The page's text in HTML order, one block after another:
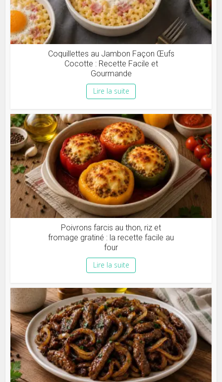
Coquillettes au Jambon Façon Œufs
Cocotte : Recette Facile et
Gourmande
Lire la suite
Poivrons farcis au thon, riz et
fromage gratiné : la recette facile au
four
Lire la suite